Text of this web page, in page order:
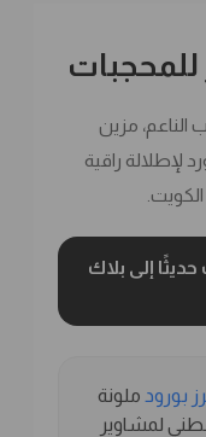
مزين
لإطلالة راقية
إلى بلاك
بورود ملونة
لمشاوير